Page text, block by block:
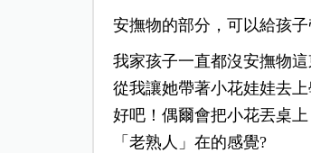
安撫物的部分，可以給孩
我家孩子一直都沒安撫物
從我讓她帶著小花娃娃去
好吧！偶爾會把小花丟桌
「老熟人」在的感覺?